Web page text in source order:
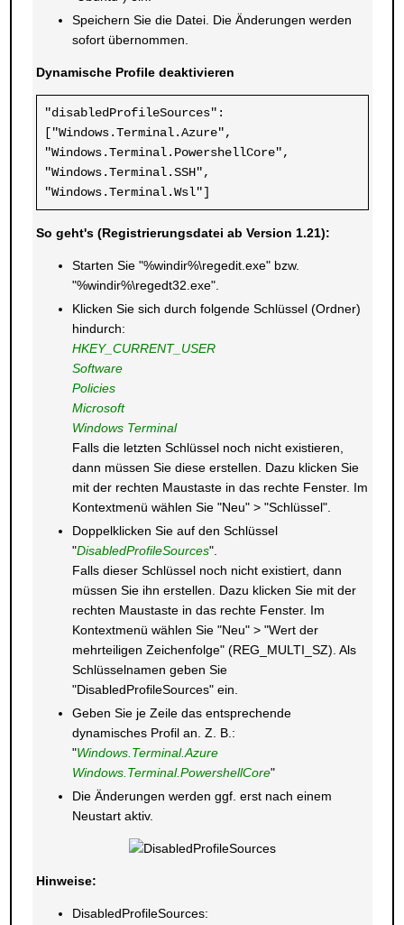
Speichern Sie die Datei. Die Änderungen werden
sofort übernommen.
Dynamische Profile deaktivieren
"disabledProfileSources":
["Windows.Terminal.Azure",
"Windows.Terminal.PowershellCore",
"Windows.Terminal.SSH",
"Windows.Terminal.Wsl"]
So geht's (Registrierungsdatei ab Version 1.21):
Starten Sie "%windir%\regedit.exe" bzw.
"%windir%\regedt32.exe".
Klicken Sie sich durch folgende Schlüssel (Ordner)
hindurch:
HKEY_CURRENT_USER
Software
Policies
Microsoft
Windows Terminal
Falls die letzten Schlüssel noch nicht existieren,
dann müssen Sie diese erstellen. Dazu klicken Sie
mit der rechten Maustaste in das rechte Fenster. Im
Kontextmenü wählen Sie "Neu" > "Schlüssel".
Doppelklicken Sie auf den Schlüssel
"DisabledProfileSources".
Falls dieser Schlüssel noch nicht existiert, dann
müssen Sie ihn erstellen. Dazu klicken Sie mit der
rechten Maustaste in das rechte Fenster. Im
Kontextmenü wählen Sie "Neu" > "Wert der
mehrteiligen Zeichenfolge" (REG_MULTI_SZ). Als
Schlüsselnamen geben Sie
"DisabledProfileSources" ein.
Geben Sie je Zeile das entsprechende
dynamisches Profil an. Z. B.:
"Windows.Terminal.Azure
Windows.Terminal.PowershellCore"
Die Änderungen werden ggf. erst nach einem
Neustart aktiv.
Hinweise:
DisabledProfileSources: